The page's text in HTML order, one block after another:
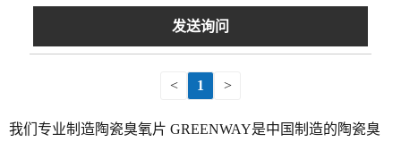
发送询问
< 1 >
我们专业制造陶瓷臭氧片 GREENWAY是中国制造的陶瓷臭